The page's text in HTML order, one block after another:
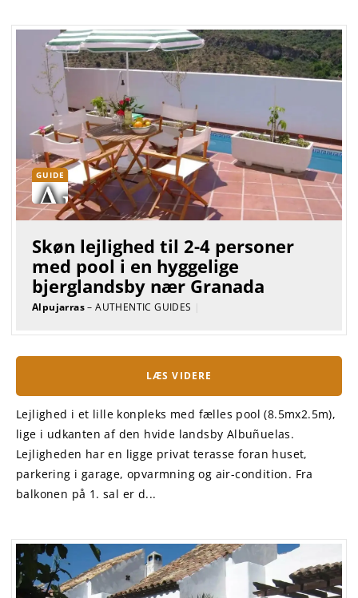
GUIDE
Skøn lejlighed til 2-4 personer
med pool i en hyggelige
bjerglandsby nær Granada
Alpujarras– AUTHENTIC GUIDES |
LÆS VIDERE
Lejlighed i et lille konpleks med fælles pool (8.5mx2.5m),
lige i udkanten af den hvide landsby Albuñuelas.
Lejligheden har en ligge privat terasse foran huset,
parkering i garage, opvarmning og air-condition. Fra
balkonen på 1. sal er d...